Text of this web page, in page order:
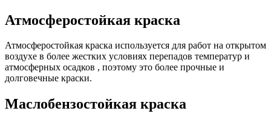
Атмосферостойкая краска
Атмосферостойкая краска используется для работ на открытом
воздухе в более жестких условиях перепадов температур и
атмосферных осадков , поэтому это более прочные и
долговечные краски.
Маслобензостойкая краска